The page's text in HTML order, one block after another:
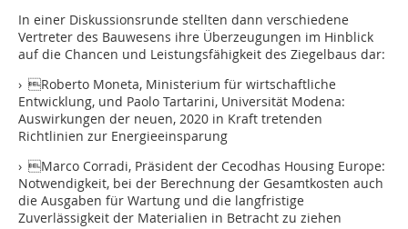
In einer Diskussionsrunde stellten dann verschiedene
Vertreter des Bauwesens ihre Überzeugungen im Hinblick
auf die Chancen und Leistungsfähigkeit des Ziegelbaus dar:
› Roberto Moneta, Ministerium für wirtschaftliche
Entwicklung, und Paolo Tartarini, Universität Modena:
Auswirkungen der neuen, 2020 in Kraft tretenden
Richtlinien zur ­Energieeinsparung
› Marco Corradi, Präsident der Cecodhas Housing ­Europe:
Notwendigkeit, bei der Berechnung der Gesamtkosten auch
die Ausgaben für Wartung und die langfristige
Zuverlässigkeit der Materialien in Betracht zu ziehen